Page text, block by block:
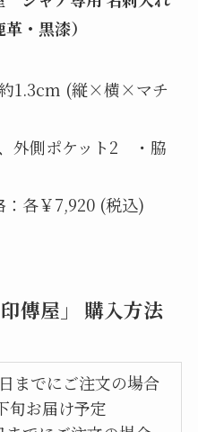
・黒漆）
1.3cm (縦×横×マチ
外側ポケット2 ・脇
各￥7,920 (税込)
傳屋」 購入方法
までにご注文の場合
お届け予定